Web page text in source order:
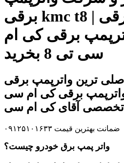
برقی kmc t8 | واترپمپ برقی
8 | واترپمپ برقی کی ام
سی تی 8 بخرید
اصلی ترین واترپمپ برقی kmc t8 | واترپمپ
جک تی 8 | واترپمپ برقی کی ام سی
ضمانت بهترین قیمت ۰۹۱۲۵۱۰۱۶۳۳
واتر پمپ برق خودرو چیست؟